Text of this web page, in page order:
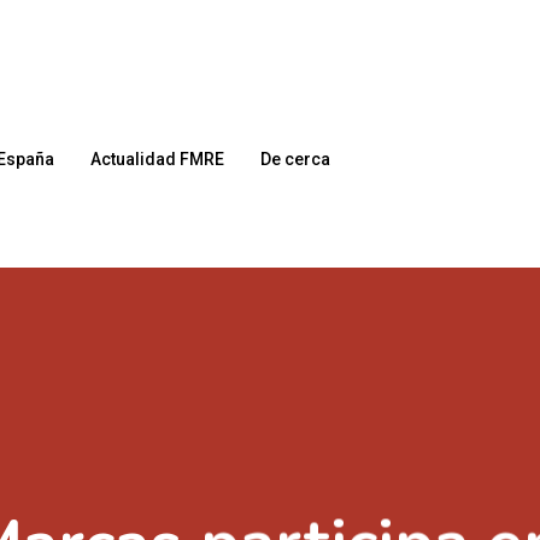
Actualidad FMRE De cerca